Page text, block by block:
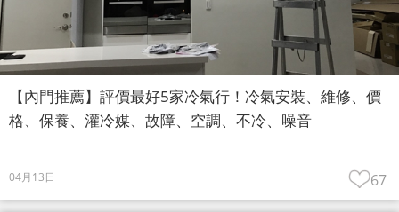
【內門推薦】評價最好5家冷氣行！冷氣安裝、維修、價
格、保養、灌冷媒、故障、空調、不冷、噪音
04月13日 67